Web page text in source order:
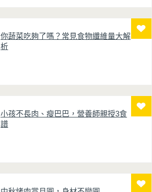
你蔬菜吃夠了嗎？常見食物纖維量大解
析
小孩不長肉、瘦巴巴，營養師親授3食
譜